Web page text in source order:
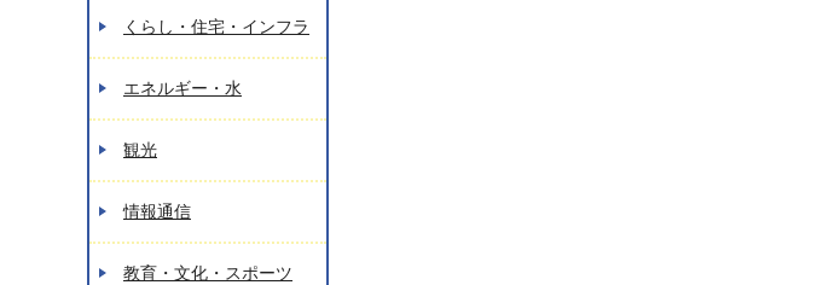
くらし・住宅・インフラ
エネルギー・水
観光
情報通信
教育・文化・スポーツ